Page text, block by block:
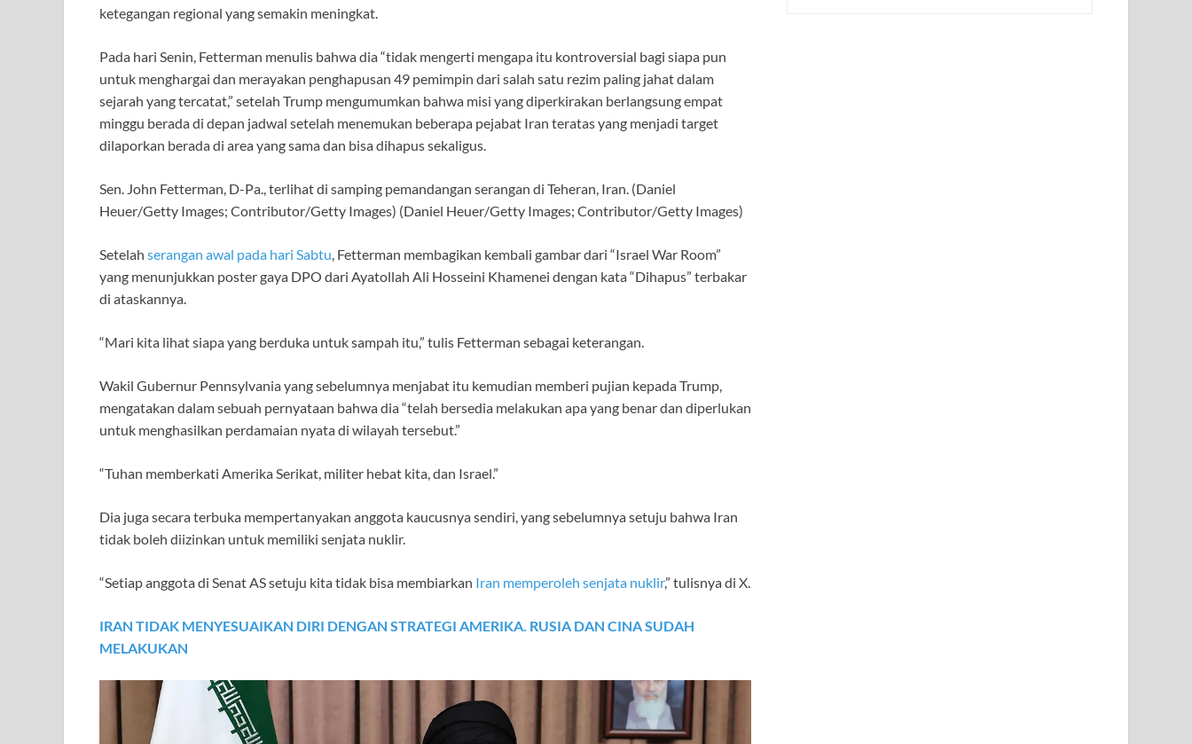
ketegangan regional yang semakin meningkat.
Pada hari Senin, Fetterman menulis bahwa dia “tidak mengerti mengapa itu kontroversial bagi siapa pun
untuk menghargai dan merayakan penghapusan 49 pemimpin dari salah satu rezim paling jahat dalam
sejarah yang tercatat,” setelah Trump mengumumkan bahwa misi yang diperkirakan berlangsung empat
minggu berada di depan jadwal setelah menemukan beberapa pejabat Iran teratas yang menjadi target
dilaporkan berada di area yang sama dan bisa dihapus sekaligus.
Sen. John Fetterman, D-Pa., terlihat di samping pemandangan serangan di Teheran, Iran. (Daniel
Heuer/Getty Images; Contributor/Getty Images) (Daniel Heuer/Getty Images; Contributor/Getty Images)
Setelah serangan awal pada hari Sabtu, Fetterman membagikan kembali gambar dari “Israel War Room”
yang menunjukkan poster gaya DPO dari Ayatollah Ali Hosseini Khamenei dengan kata “Dihapus” terbakar
di ataskannya.
“Mari kita lihat siapa yang berduka untuk sampah itu,” tulis Fetterman sebagai keterangan.
Wakil Gubernur Pennsylvania yang sebelumnya menjabat itu kemudian memberi pujian kepada Trump,
mengatakan dalam sebuah pernyataan bahwa dia “telah bersedia melakukan apa yang benar dan diperlukan
untuk menghasilkan perdamaian nyata di wilayah tersebut.”
“Tuhan memberkati Amerika Serikat, militer hebat kita, dan Israel.”
Dia juga secara terbuka mempertanyakan anggota kaucusnya sendiri, yang sebelumnya setuju bahwa Iran
tidak boleh diizinkan untuk memiliki senjata nuklir.
“Setiap anggota di Senat AS setuju kita tidak bisa membiarkan Iran memperoleh senjata nuklir,” tulisnya di X.
IRAN TIDAK MENYESUAIKAN DIRI DENGAN STRATEGI AMERIKA. RUSIA DAN CINA SUDAH
MELAKUKAN